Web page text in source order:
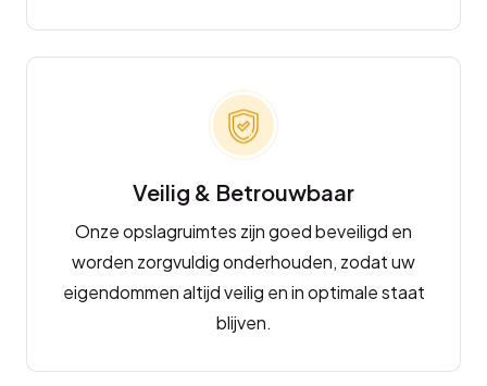
Veilig & Betrouwbaar
Onze opslagruimtes zijn goed beveiligd en
worden zorgvuldig onderhouden, zodat uw
eigendommen altijd veilig en in optimale staat
blijven.